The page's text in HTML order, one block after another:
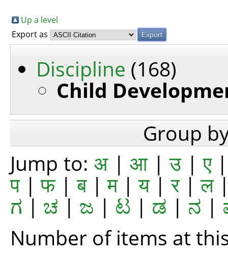
Up a level
Export as
Discipline (168)
Child
Group
Jump to: अ| आ|उ|ए
प |फ |ब|म|य |र|ल
ಗ | ಚ | ಜ| ಟ | ಡ | ನ |
Number of items at